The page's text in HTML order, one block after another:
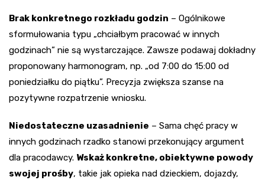
Brak konkretnego rozkładu godzin – Ogólnikowe
sformułowania typu „chciałbym pracować w innych
godzinach” nie są wystarczające. Zawsze podawaj dokładny
proponowany harmonogram, np. „od 7:00 do 15:00 od
poniedziałku do piątku”. Precyzja zwiększa szanse na
pozytywne rozpatrzenie wniosku.
Niedostateczne uzasadnienie – Sama chęć pracy w
innych godzinach rzadko stanowi przekonujący argument
dla pracodawcy. Wskaż konkretne, obiektywne powody
swojej prośby, takie jak opieka nad dzieckiem, dojazdy,